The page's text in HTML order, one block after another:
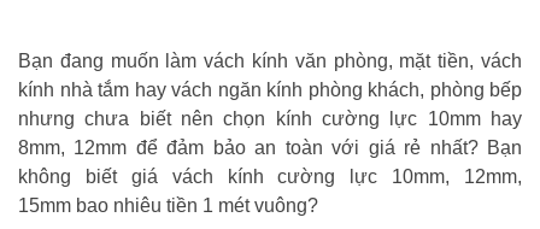
Bạn đang muốn làm vách kính văn phòng, mặt tiền, vách
kính nhà tắm hay vách ngăn kính phòng khách, phòng bếp
nhưng chưa biết nên chọn kính cường lực 10mm hay
8mm, 12mm để đảm bảo an toàn với giá rẻ nhất? Bạn
không biết giá vách kính cường lực 10mm, 12mm,
15mm bao nhiêu tiền 1 mét vuông?